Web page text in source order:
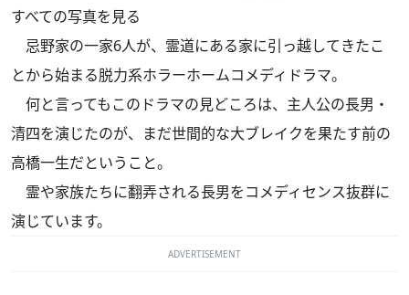
すべての写真を見る
忌野家の一家6人が、霊道にある家に引っ越してきたこ
とから始まる脱力系ホラーホームコメディドラマ。
何と言ってもこのドラマの見どころは、主人公の長男・
清四を演じたのが、まだ世間的な大ブレイクを果たす前の
高橋一生だということ。
霊や家族たちに翻弄される長男をコメディセンス抜群に
演じています。
ADVERTISEMENT